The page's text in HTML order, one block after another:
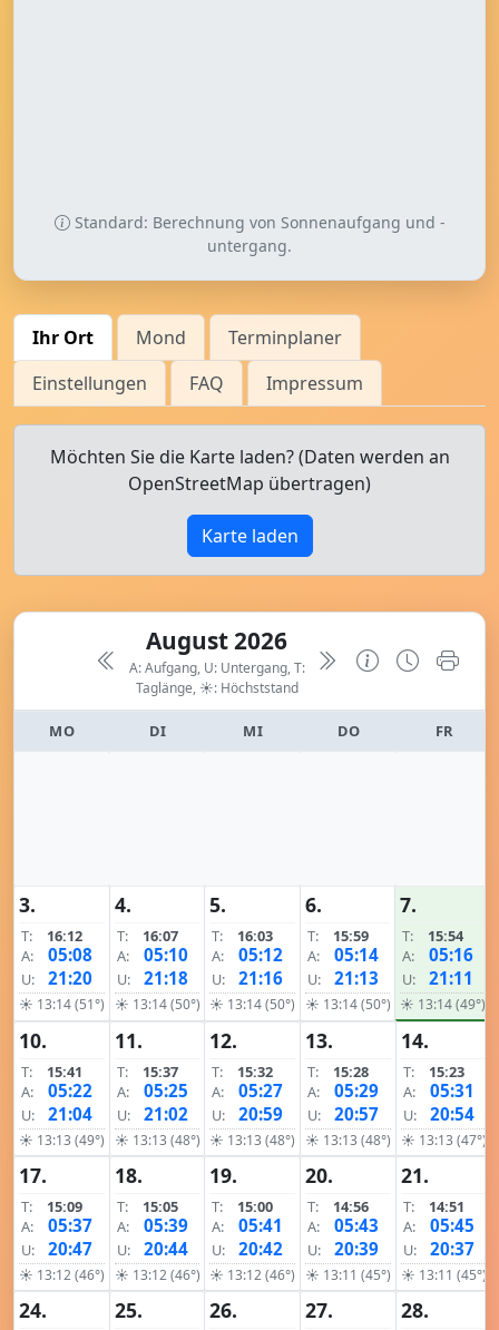
Standard: Berechnung von Sonnenaufgang und -
untergang.
Ihr Ort Mond
Terminplaner
Einstellungen
FAQ Impressum
Möchten Sie die Karte laden? (Daten werden an
OpenStreetMap übertragen)
Karte laden
August 2026
A: Aufgang, U: Untergang, T:
Taglänge, ☀: Höchststand
MO DI MI DO FR
3.
T:
16:12
A:
05:08
U: 21:20
☀ 13:14 (51°)
4.
T:
16:07
A:
05:10
U: 21:18
☀ 13:14 (50°)
5.
T:
16:03
A:
05:12
U: 21:16
☀ 13:14 (50°)
6.
T:
15:59
A:
05:14
U: 21:13
☀ 13:14 (50°)
7.
T:
15:54
A:
05:16
U: 21:11
☀ 13:14 (49°)
10.
T:
15:41
A:
05:22
U: 21:04
☀ 13:13 (49°)
11.
T:
15:37
A:
05:25
U: 21:02
☀ 13:13 (48°)
12.
T:
15:32
A:
05:27
U: 20:59
☀ 13:13 (48°)
13.
T:
15:28
A:
05:29
U: 20:57
☀ 13:13 (48°)
14.
T:
15:23
A:
05:31
U: 20:54
☀ 13:13 (47°)
17.
T:
15:09
A:
05:37
U: 20:47
☀ 13:12 (46°)
18.
T:
15:05
A:
05:39
U: 20:44
☀ 13:12 (46°)
19.
T:
15:00
A:
05:41
U: 20:42
☀ 13:12 (46°)
20.
T:
14:56
A:
05:43
U: 20:39
☀ 13:11 (45°)
21.
T:
14:51
A:
05:45
U: 20:37
☀ 13:11 (45°)
24. 25. 26. 27. 28.